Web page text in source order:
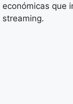
económicas que
streaming.